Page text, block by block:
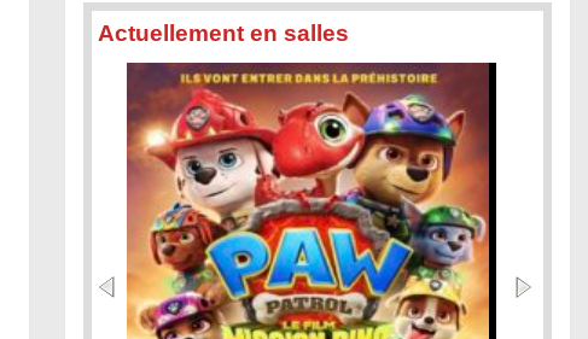
Actuellement en salles